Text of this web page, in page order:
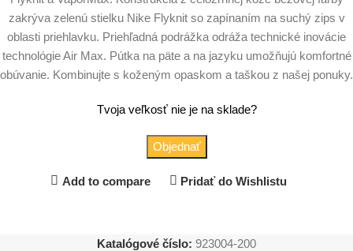
zakrýva zelenú stielku Nike Flyknit so zapínaním na suchý zips v
oblasti priehlavku. Priehľadná podrážka odráža technické inovácie
technológie Air Max. Pútka na päte a na jazyku umožňujú komfortné
obúvanie. Kombinujte s koženým opaskom a taškou z našej ponuky.
Tvoja veľkosť nie je na sklade?
Objednať
Add to compare Pridať do Wishlistu
Katalógové číslo: 923004-200